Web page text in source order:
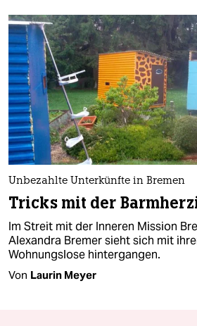
Unbezahlte Unterkünfte in Bremen
Tricks mit der
Im Streit mit der Inneren Mission
Alexandra Bremer sieht sich mit
Wohnungslose hintergangen.
Von Laurin Meyer